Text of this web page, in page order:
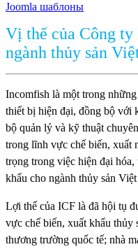
Joomla шаблоны
Vị thế của Công
ngành thủy sản
Incomfish là một trong
thiết bị hiện đại, đồng bộ với
bộ quản lý và kỹ thuật
trong lĩnh vực chế biến, xuất
trọng trong việc hiện đại
khẩu cho ngành thủy sản
Lợi thế của ICF là đã hội tụ
vực chế biến, xuất khẩu thủy
thương trường quốc tế; nhà